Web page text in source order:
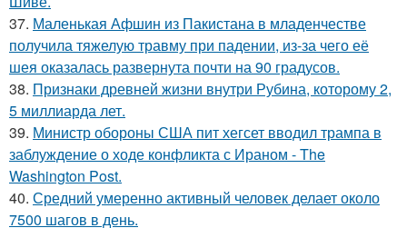
37. Маленькая Афшин из Пакистана в младенчестве
получила тяжелую травму при падении, из-за чего её
шея оказалась развернута почти на 90 градусов.
38. Признаки древней жизни внутри Рубина, которому 2,
5 миллиарда лет.
39. Министр обороны США пит хегсет вводил трампа в
заблуждение о ходе конфликта с Ираном - The
Washington Post.
40. Средний умеренно активный человек делает около
7500 шагов в день.